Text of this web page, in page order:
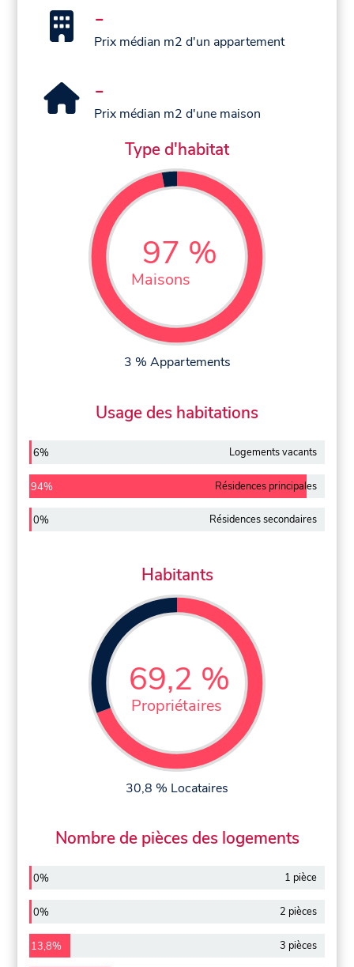
-
Prix médian m2 d'un appartement
-
Prix médian m2 d'une maison
Type d'habitat
97 %
Maisons
3 % Appartements
Usage des habitations
6% Logements vacants
94% Résidences principales
0% Résidences secondaires
Habitants
69,2 %
Propriétaires
30,8 % Locataires
Nombre de pièces des logements
0% 1 pièce
0% 2 pièces
13,8% 3 pièces